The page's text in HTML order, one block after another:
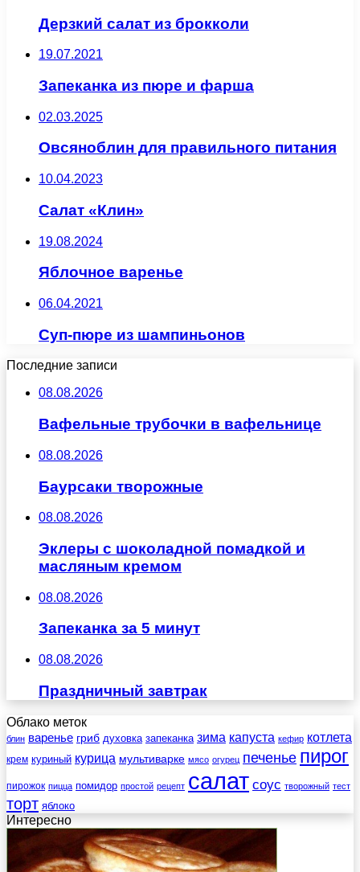
Дерзкий салат из брокколи
19.07.2021
Запеканка из пюре и фарша
02.03.2025
Овсяноблин для правильного питания
10.04.2023
Салат «Клин»
19.08.2024
Яблочное варенье
06.04.2021
Суп-пюре из шампиньонов
Последние записи
08.08.2026
Вафельные трубочки в вафельнице
08.08.2026
Баурсаки творожные
08.08.2026
Эклеры с шоколадной помадкой и
масляным кремом
08.08.2026
Запеканка за 5 минут
08.08.2026
Праздничный завтрак
Облако меток
блин варенье гриб духовка запеканка зима капуста кефир котлета
крем куриный курица мультиварке мясо огурец печенье пирог
пирожок пицца помидор простой рецепт салат соус творожный тест
торт яблоко
Интересно